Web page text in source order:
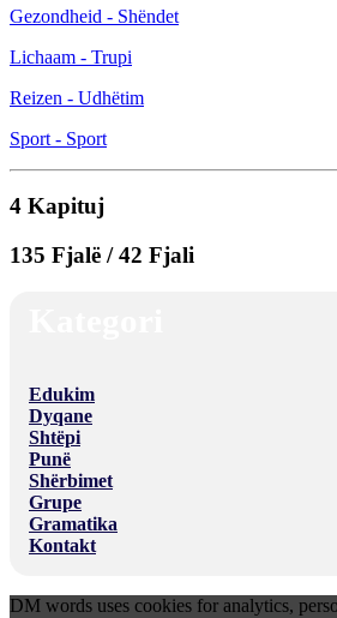
Gezondheid - Shëndet
Lichaam - Trupi
Reizen - Udhëtim
Sport - Sport
4 Kapituj
135 Fjalë / 42 Fjali
Edukim
Dyqane
Shtëpi
Punë
Shërbimet
Grupe
Gramatika
Kontakt
DM words uses cookies for analytics,